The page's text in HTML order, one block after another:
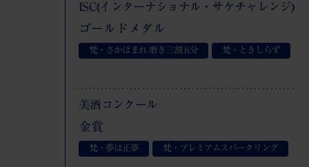
ISC(インターナショナル・サケチャレンジ)
ゴールドメダル
梵・さかほまれ 磨き三割五分 梵・ときしらず
美酒コンクール
金賞
梵・夢は正夢 梵・プレミアムスパークリング